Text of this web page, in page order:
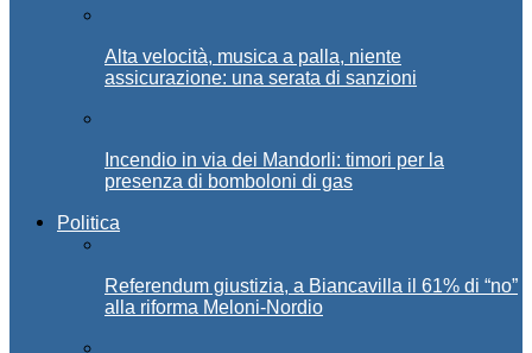
Alta velocità, musica a palla, niente
assicurazione: una serata di sanzioni
Incendio in via dei Mandorli: timori per la
presenza di bomboloni di gas
Politica
Referendum giustizia, a Biancavilla il 61% di “no”
alla riforma Meloni-Nordio